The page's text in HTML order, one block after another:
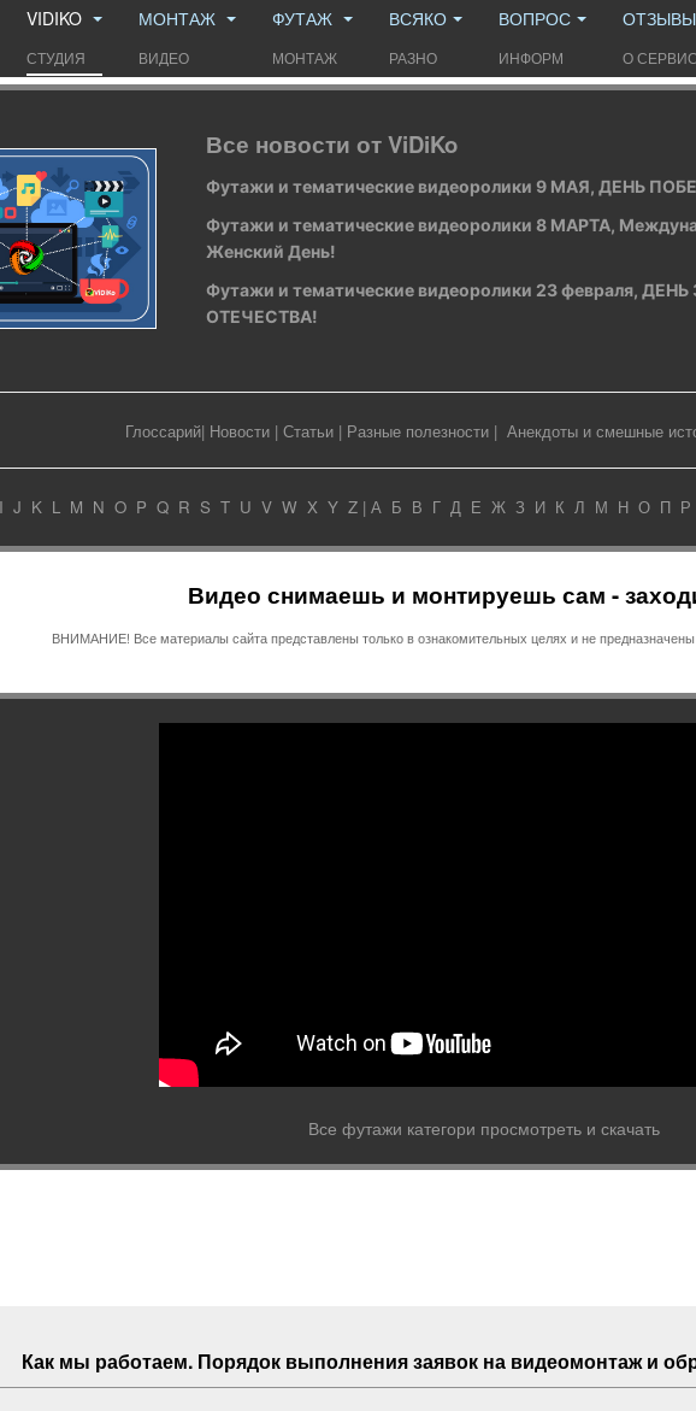
VIDIKO
СТУДИЯ
МОНТАЖ
ВИДЕО
ФУТАЖ
МОНТАЖ
ВСЯКО
РАЗНО
ВОПРОС
ИНФОРМ
ОТЗЫВЫ
О
Все новости от ViDiKo
Футажи и тематические видеоролики 9 МАЯ, ДЕНЬ
Футажи и тематические видеоролики 8 МАРТА,
Женский День!
Футажи и тематические видеоролики 23 февраля,
ОТЕЧЕСТВА!
Глоссарий| Новости | Статьи | Разные полезности | Анекдоты и смешные
I J K L M N O P Q R S T U V W X Y Z| А Б В Г Д Е Ж З И К Л М Н О П Р
Видео снимаешь и монтируешь сам -
ВНИМАНИЕ! Все материалы сайта представлены только в ознакомительных целях и не предназначены
Все футажи категори просмотреть и скачать
Как мы работаем. Порядок выполнениязаявок на видеомонтаж и